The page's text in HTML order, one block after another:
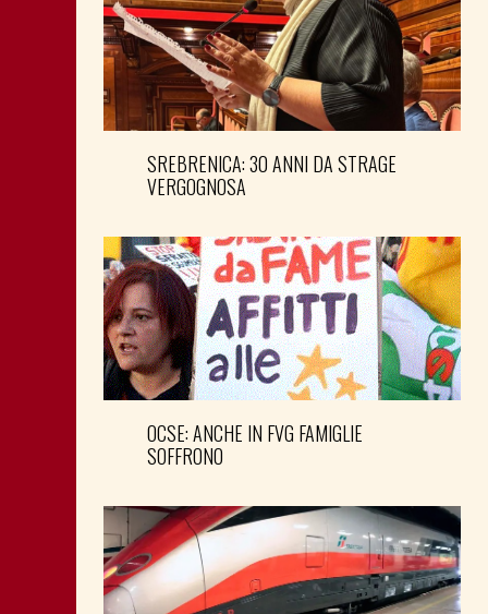
SREBRENICA: 30 ANNI DA STRAGE
VERGOGNOSA
OCSE: ANCHE IN FVG FAMIGLIE
SOFFRONO